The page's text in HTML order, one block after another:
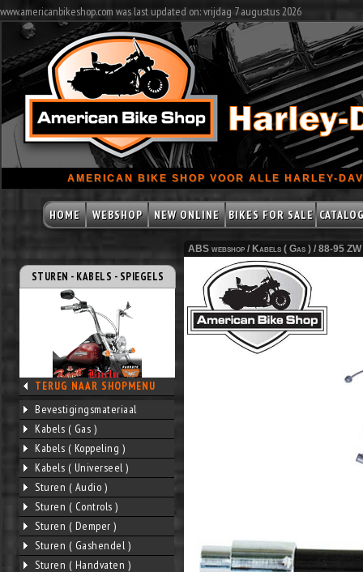
www.americanbikeshop.com was last updated on: vrijdag 7 augustus 2026
AMERICAN BIKE SHOP VOOR ALLE HARLEY-
HOME WEBSHOP NEW ONLINE BIKES FOR SALE
STUREN - KABELS - SPIEGELS
TERUG NAAR SHOPMENU
Bevestigingsmateriaal
Kabels ( Gas )
Kabels ( Koppeling )
Kabels ( Universeel )
Sturen ( Audio )
Sturen ( Controls )
Sturen ( Demper )
Sturen ( Gashendel )
Sturen ( Handvaten )
ABS webshop / Kabels ( Gas ) / 88-95